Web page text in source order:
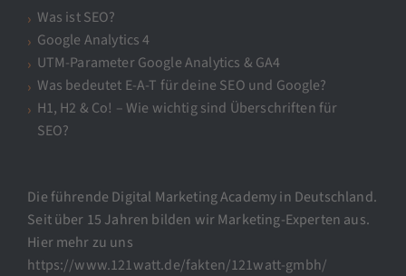
Was ist SEO?
Google Analytics 4
UTM-Parameter Google Analytics & GA4
Was bedeutet E-A-T für deine SEO und Google?
H1, H2 & Co! – Wie wichtig sind Überschriften für
SEO?
Die führende Digital Marketing Academy in Deutschland.
Seit über 15 Jahren bilden wir Marketing-Experten aus.
Hier mehr zu uns
https://www.121watt.de/fakten/121watt-gmbh/